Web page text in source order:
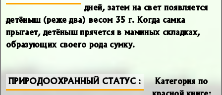
дней, затем на свет появляется
детёныш (реже два) весом 35 г. Когда самка
прыгает, детёныш прячется в маминых складках,
образующих своего рода сумку.
ПРИРОДООХРАННЫЙ СТАТУС Категория по
красной книге: